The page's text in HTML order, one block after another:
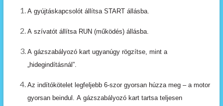
A gyújtáskapcsolót állítsa START állásba.
A szívatót állítsa RUN (működés) állásba.
A gázszabályozó kart ugyanúgy rögzítse, mint a
„hidegindításnál”.
Az indítókötelet legfeljebb 6-szor gyorsan húzza meg – a motor
gyorsan beindul. A gázszabályozó kart tartsa teljesen